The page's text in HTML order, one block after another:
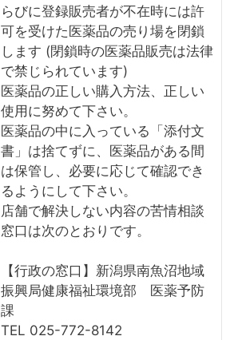
らびに登録販売者が不在時には許
可を受けた医薬品の売り場を閉鎖
します (閉鎖時の医薬品販売は法律
で禁じられています)
医薬品の正しい購入方法、正しい
使用に努めて下さい。
医薬品の中に入っている「添付文
書」は捨てずに、医薬品がある間
は保管し、必要に応じて確認でき
るようにして下さい。
店舗で解決しない内容の苦情相談
窓口は次のとおりです。
【行政の窓口】新潟県南魚沼地域
振興局健康福祉環境部 医薬予防
課
TEL 025-772-8142